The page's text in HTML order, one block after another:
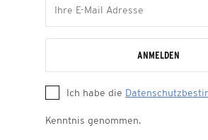
ANMELDEN
Ich habe die
Kenntnis genommen.